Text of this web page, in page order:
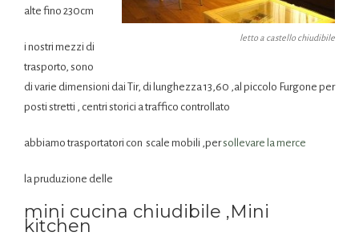
letto a castello chiudibile
alte fino 230cm
i nostri mezzi di
trasporto, sono
di varie dimensioni dai Tir, di lunghezza 13,60 ,al piccolo Furgone per
posti stretti , centri storici a traffico controllato
abbiamo trasportatori con scale mobili ,persollevare la merce
la pruduzione delle
mini cucina chiudibile ,Mini
kitchen